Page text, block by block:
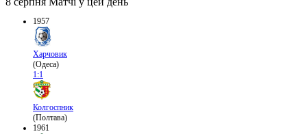
1957
Харчовик
(Одеса)
1:1
Колгоспник
(Полтава)
1961